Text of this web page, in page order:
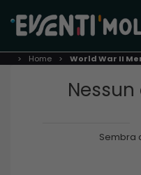
Home World War II
Sembra